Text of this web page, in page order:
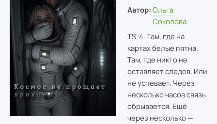
Автор: Ольга
Соколова
TS-4. Там, где на
картах белые пятна.
Там, где никто не
оставляет следов. Или
не успевает. Через
несколько часов связь
обрывается. Ещё
через несколько —